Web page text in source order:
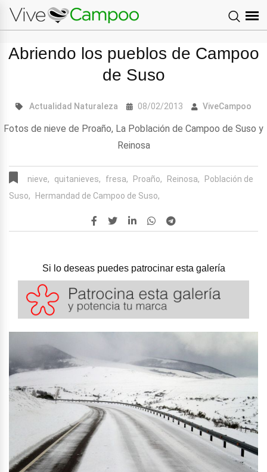
Abriendo los pueblos de Campoo
de Suso
Actualidad Naturaleza 08/02/2013 ViveCampoo
Fotos de nieve de Proaño, La Población de Campoo de Suso y
Reinosa
nieve, quitanieves, fresa, Proaño, Reinosa,
Población de
Suso,
Hermandad de Campoo de Suso,
Si lo deseas puedes patrocinar esta galería